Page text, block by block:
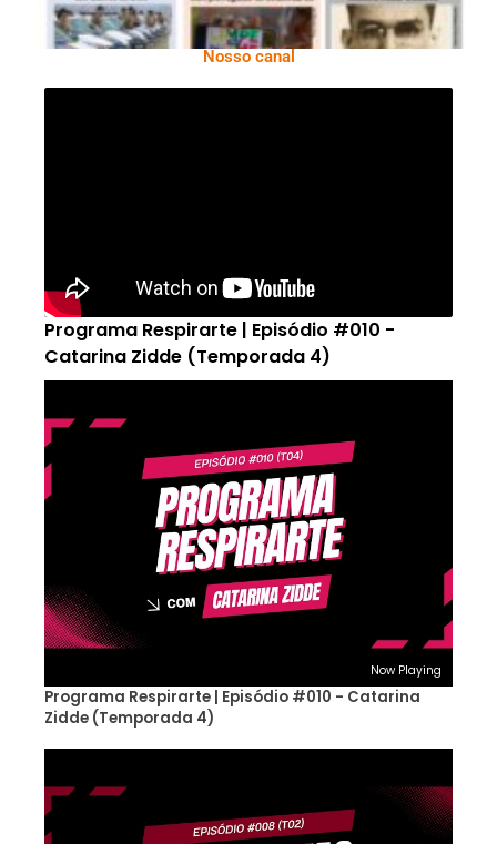
Nosso canal
Programa Respirarte | Episódio #010 -
Catarina Zidde (Temporada 4)
Now Playing
Programa Respirarte | Episódio #010 - Catarina
Zidde (Temporada 4)